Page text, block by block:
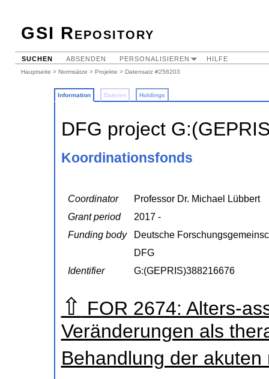
GSI Repository
SUCHEN ABSENDEN PERSONALISIEREN HILFE
Hauptseite > Normsätze > Projekte > Datensatz #256203
Information Dateien Holdings
DFG project
Koordinationsfonds
Coordinator
Professor Dr. Michael Lübbert
Grant period
2017 -
Funding body
Deutsche
DFG
Identifier
G:(GEPRIS)388216676
⇧ FOR 2674: Alters-
Veränderungen als
Behandlung der